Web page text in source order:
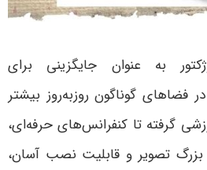
به عنوان جایگزینی برای
گوناگون روزبه‌روز بیشتر
گرفته تا کنفرانس‌های حرفه‌ای،
بزرگ تصویر و قابلیت نصب آسان،